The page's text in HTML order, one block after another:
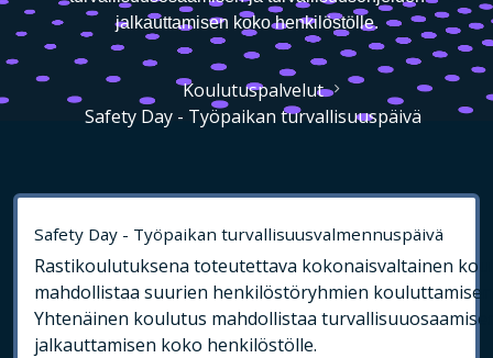
jalkauttamisen koko henkilöstölle.
Koulutuspalvelut
Safety Day - Työpaikan turvallisuuspäivä
Safety Day - Työpaikan turvallisuusvalmennuspäivä
Rastikoulutuksena toteutettava kokonaisvaltainen
mahdollistaa suurien henkilöstöryhmien
Yhtenäinen koulutus mahdollistaa
jalkauttamisen koko henkilöstölle.